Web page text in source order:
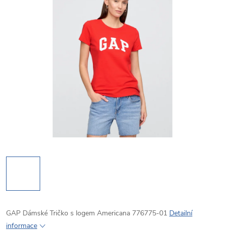
GAP Dámské Tričko s logem Americana 776775-01 Detailní
informace